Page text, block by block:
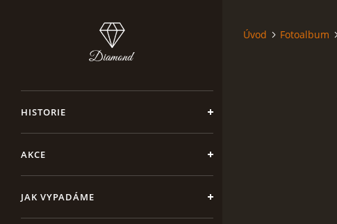
HISTORIE
AKCE
JAK VYPADÁME
Úvod Fotoalbum